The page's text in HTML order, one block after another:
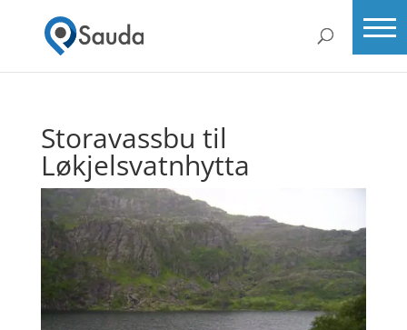
Storavassbu til
Løkjelsvatnhytta